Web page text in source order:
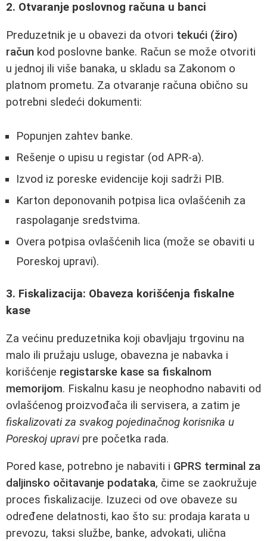
2. Otvaranje poslovnog računa u banci
Preduzetnik je u obavezi da otvori tekući (žiro)
račun kod poslovne banke. Račun se može otvoriti
u jednoj ili više banaka, u skladu sa Zakonom o
platnom prometu. Za otvaranje računa obično su
potrebni sledeći dokumenti:
Popunjen zahtev banke.
Rešenje o upisu u registar (od APR-a).
Izvod iz poreske evidencije koji sadrži PIB.
Karton deponovanih potpisa lica ovlašćenih za
raspolaganje sredstvima.
Overa potpisa ovlašćenih lica (može se obaviti u
Poreskoj upravi).
3. Fiskalizacija: Obaveza korišćenja fiskalne
kase
Za većinu preduzetnika koji obavljaju trgovinu na
malo ili pružaju usluge, obavezna je nabavka i
korišćenje registarske kase sa fiskalnom
memorijom. Fiskalnu kasu je neophodno nabaviti od
ovlašćenog proizvođača ili servisera, a zatim je
fiskalizovati za svakog pojedinačnog korisnika u
Poreskoj upravipre početka rada.
Pored kase, potrebno je nabaviti i GPRS terminal za
daljinsko očitavanje podataka, čime se zaokružuje
proces fiskalizacije. Izuzeci od ove obaveze su
određene delatnosti, kao što su: prodaja karata u
prevozu, taksi službe, banke, advokati, ulična